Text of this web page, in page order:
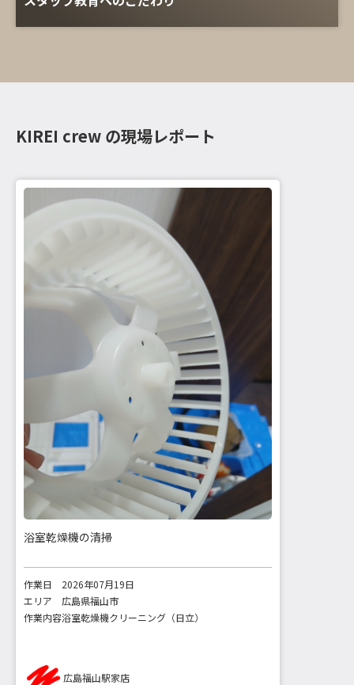
KIREI crew の現場レポート
浴室乾燥機の清掃
作業日
2026年07月19日
エリア
広島県福山市
作業内容浴室乾燥機クリーニング（日立）
広島福山駅家店